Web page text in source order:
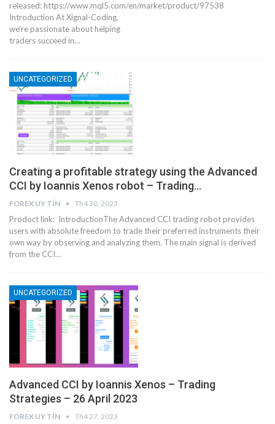
released: https://www.mql5.com/en/market/product/97538
Introduction At Xignal-Coding,
we're passionate about helping
traders succeed in…
UNCATEGORIZED
Creating a profitable strategy using the Advanced
CCI by Ioannis Xenos robot – Trading…
FOREX UY TÍN Th4 30, 2023
Prodoct link: IntroductionThe Advanced CCI trading robot provides
users with absolute freedom to trade their preferred instruments their
own way by observing and analyzing them. The main signal is derived
from the CCI…
UNCATEGORIZED
Advanced CCI by Ioannis Xenos – Trading
Strategies – 26 April 2023
FOREX UY TÍN Th4 27, 2023